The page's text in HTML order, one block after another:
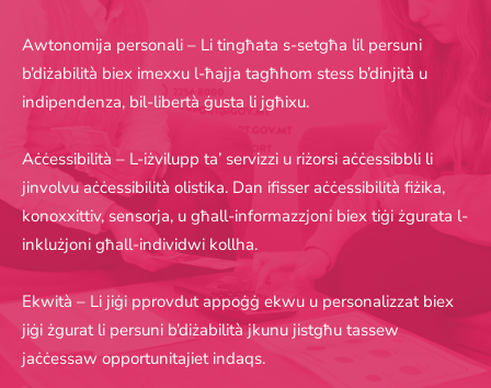
Awtonomija personali – Li tingħata s-setgħa lil persuni
b’diżabilità biex imexxu l-ħajja tagħhom stess b’dinjità u
indipendenza, bil-libertà ġusta li jgħixu.
Aċċessibilità – L-iżvilupp ta’ servizzi u riżorsi aċċessibbli li
jinvolvu aċċessibilità olistika. Dan ifisser aċċessibilità fiżika,
konoxxittiv, sensorja, u għall-informazzjoni biex tiġi żgurata l-
inklużjoni għall-individwi kollha.
Ekwità – Li jiġi pprovdut appoġġ ekwu u personalizzat biex
jiġi żgurat li persuni b’diżabilità jkunu jistgħu tassew
jaċċessaw opportunitajiet indaqs.